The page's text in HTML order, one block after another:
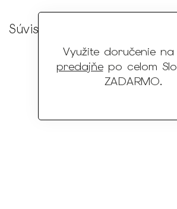
Využite doručenie na
predajňepo celom
ZADARMO.
Súvisiaci tovar